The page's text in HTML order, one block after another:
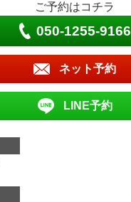
ご予約はコチラ
050-1255-9166
ネット予約
LINE予約